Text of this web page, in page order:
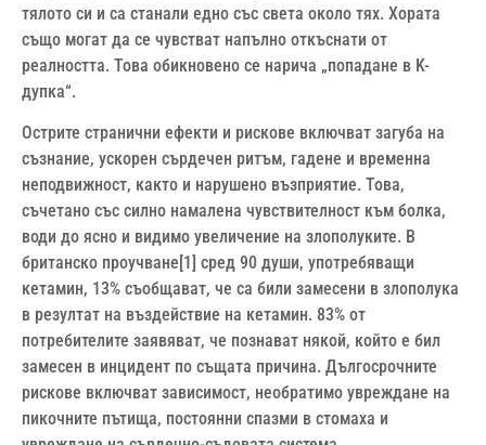
тялото си и са станали едно със света около тях. Хората
също могат да се чувстват напълно откъснати от
реалността. Това обикновено се нарича „попадане в K-
дупка“.
Острите странични ефекти и рискове включват загуба на
съзнание, ускорен сърдечен ритъм, гадене и временна
неподвижност, както и нарушено възприятие. Това,
съчетано със силно намалена чувствителност към болка,
води до ясно и видимо увеличение на злополуките. В
британско проучване[1] сред 90 души, употребяващи
кетамин, 13% съобщават, че са били замесени в злополука
в резултат на въздействие на кетамин. 83% от
потребителите заявяват, че познават някой, който е бил
замесен в инцидент по същата причина. Дългосрочните
рискове включват зависимост, необратимо увреждане на
пикочните пътища, постоянни спазми в стомаха и